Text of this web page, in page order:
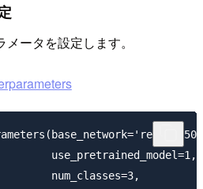
ータを設定します。
use_pretrained_model=1,
num_classes=3,